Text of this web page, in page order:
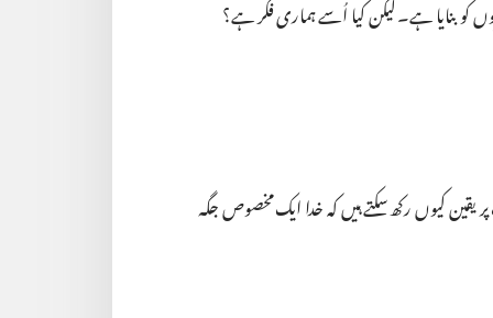
بنایا ہے۔ لیکن کیا اُسے ہماری فکر ہے؟‏
کیوں رکھ سکتے ہیں کہ خدا ایک مخصوص جگہ